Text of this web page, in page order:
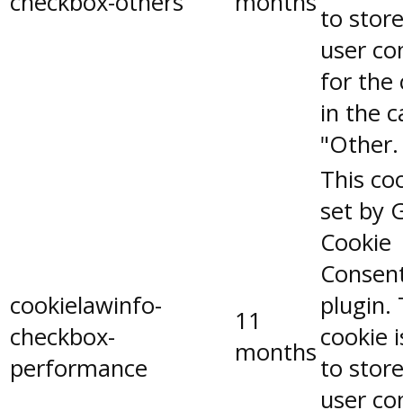
to
user
for the
in the
"Other.
cookielawinfo-
checkbox-
performance
11
months
This
set by
Cookie
plugin.
cookie
to
user